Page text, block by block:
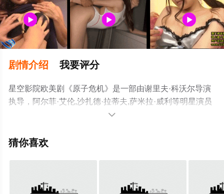
剧情介绍 我要评分
星空影院欧美剧《原子危机》是一部由谢里夫·科沃尔导演
执导，阿尔菲·艾伦,沙扎德·拉蒂夫,萨米拉·威利等明星演员
精彩演绎的英国电视剧，大结局剧情已揭晓（全5集），手
更多相关信息可移步至豆瓣电视剧、电视猫或剧情网等平

猜你喜欢